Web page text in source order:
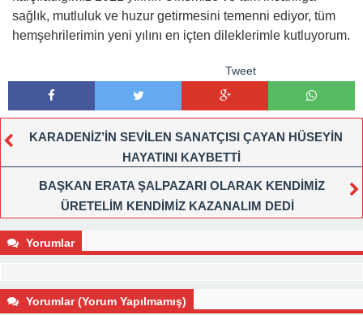
sağlık, mutluluk ve huzur getirmesini temenni ediyor, tüm
hemşehrilerimin yeni yılını en içten dileklerimle kutluyorum.
Tweet
KARADENİZ’İN SEVİLEN SANATÇISI ÇAYAN HÜSEYİN
HAYATINI KAYBETTİ
BAŞKAN ERATA ŞALPAZARI OLARAK KENDİMİZ
ÜRETELİM KENDİMİZ KAZANALIM DEDİ
Yorumlar
Yorumlar (Yorum Yapılmamış)